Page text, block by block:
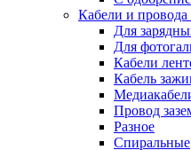
Кабели и
Для
Для
Кабели
Кабель
Провод
Разное
Спиральные